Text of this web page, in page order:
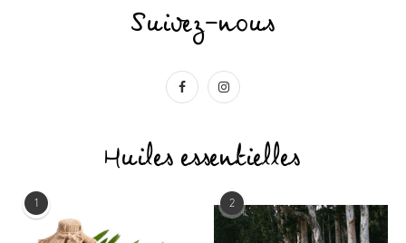
Suivez-nous
Huiles essentielles
1 2